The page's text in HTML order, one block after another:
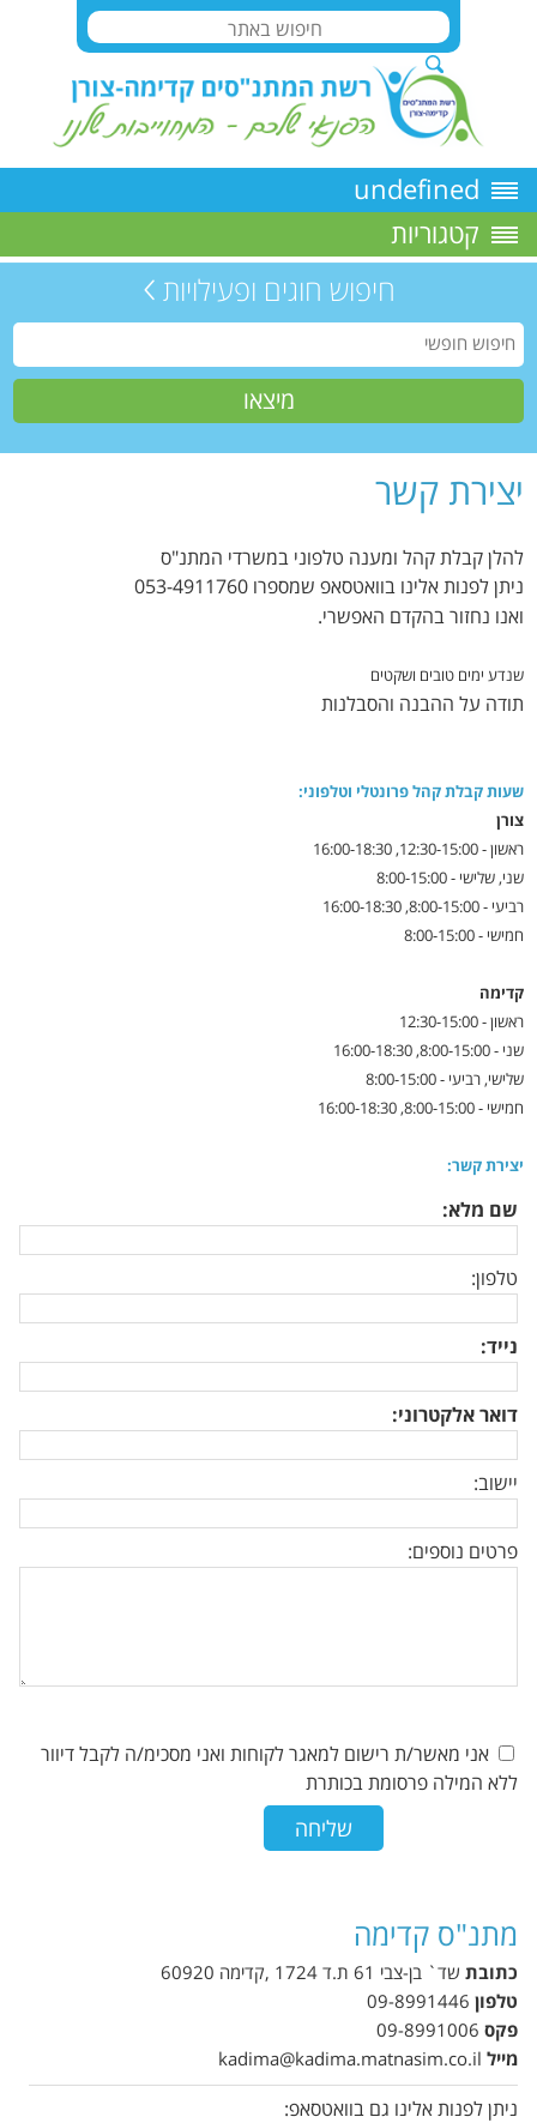
undefined
קטגוריות
חיפוש חוגים ופעילויות
יצירת קשר
להלן קבלת קהל ומענה טלפוני במשרדי המתנ"ס
ניתן לפנות אלינו בוואטסאפ שמספרו 053-4911760
ואנו נחזור בהקדם האפשרי.
שנדע ימים טובים ושקטים
תודה על ההבנה והסבלנות
שעות קבלת קהל פרונטלי וטלפוני:
צורן
ראשון - 12:30-15:00, 16:00-18:30
שני, שלישי - 8:00-15:00
רביעי - 8:00-15:00, 16:00-18:30
חמישי - 8:00-15:00
קדימה
ראשון - 12:30-15:00
שני - 8:00-15:00, 16:00-18:30
שלישי, רביעי - 8:00-15:00
חמישי - 8:00-15:00, 16:00-18:30
יצירת קשר:
שם מלא:
טלפון:
נייד:
דואר אלקטרוני:
יישוב:
פרטים נוספים:
אני מאשר/ת רישום למאגר לקוחות ואני מסכימ/ה לקבל דיוור
ללא המילה פרסומת בכותרת
מתנ"ס קדימה
כתובת שד` בן-צבי 61 ת.ד 1724 ,קדימה 60920
טלפון 09-8991446
פקס 09-8991006
מייל kadima@kadima.matnasim.co.il
ניתן לפנות אלינו גם בוואטסאפ: